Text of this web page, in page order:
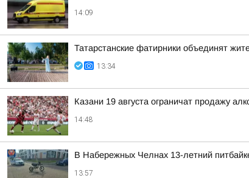
14:09
Татарстанские фатирники объединят
13:34
Казани 19 августа ограничат продажу
14:48
В Набережных Челнах 13-летний
13:57